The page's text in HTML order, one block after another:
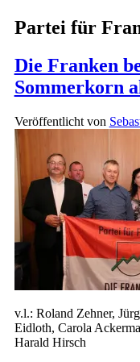
Partei für
Die Franken
Sommerkorn
Veröffentlicht von
v.l.: Roland Zehner,
Eidloth, Carola
Harald Hirsch